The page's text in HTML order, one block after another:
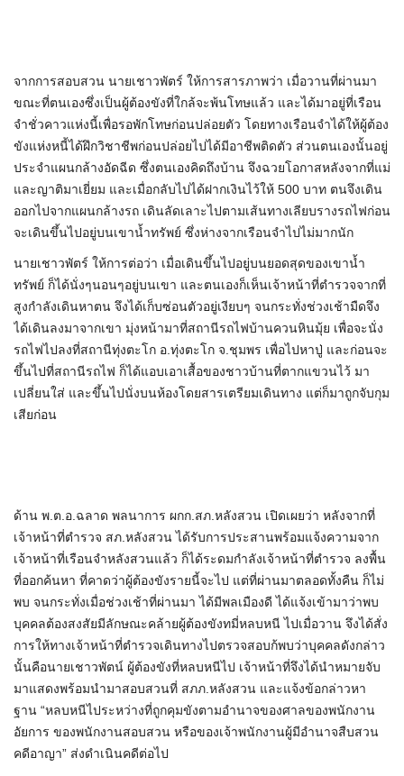
จากการสอบสวน นายเชาวพัตร์ ให้การสารภาพว่า เมื่อวานที่ผ่านมา
ขณะที่ตนเองซึ่งเป็นผู้ต้องขังที่ใกล้จะพ้นโทษแล้ว และได้มาอยู่ที่เรือน
จำชั่วคาวแห่งนี้เพื่อรอพักโทษก่อนปล่อยตัว โดยทางเรือนจำได้ให้ผู้ต้อง
ขังแห่งหนี้ได้ฝึกวิชาชีพก่อนปล่อยไปได้มีอาชีพติดตัว ส่วนตนเองนั้นอยู่
ประจำแผนกล้างอัดฉีด ซึ่งตนเองคิดถึงบ้าน จึงฉวยโอกาสหลังจากที่แม่
และญาติมาเยี่ยม และเมื่อกลับไปได้ฝากเงินไว้ให้ 500 บาท ตนจึงเดิน
ออกไปจากแผนกล้างรถ เดินลัดเลาะไปตามเส้นทางเลียบรางรถไฟก่อน
จะเดินขึ้นไปอยู่บนเขาน้ำทรัพย์ ซึ่งห่างจากเรือนจำไปไม่มากนัก
นายเชาวพัตร์ ให้การต่อว่า เมื่อเดินขึ้นไปอยู่บนยอดสุดของเขาน้ำ
ทรัพย์ ก็ได้นั่งๆนอนๆอยู่บนเขา และตนเองก็เห็นเจ้าหน้าที่ตำรวจจากที่
สูงกำลังเดินหาตน จึงได้เก็บซ่อนตัวอยู่เงียบๆ จนกระทั่งช่วงเช้ามืดจึง
ได้เดินลงมาจากเขา มุ่งหน้ามาที่สถานีรถไฟบ้านควนหินมุ้ย เพื่อจะนั่ง
รถไฟไปลงที่สถานีทุ่งตะโก อ.ทุ่งตะโก จ.ชุมพร เพื่อไปหาปู่ และก่อนจะ
ขึ้นไปที่สถานีรถไฟ ก็ได้แอบเอาเสื้อของชาวบ้านที่ตากแขวนไว้ มา
เปลี่ยนใส่ และขึ้นไปนั่งบนห้องโดยสารเตรียมเดินทาง แต่ก็มาถูกจับกุม
เสียก่อน
ด้าน พ.ต.อ.ฉลาด พลนาการ ผกก.สภ.หลังสวน เปิดเผยว่า หลังจากที่
เจ้าหน้าที่ตำรวจ สภ.หลังสวน ได้รับการประสานพร้อมแจ้งความจาก
เจ้าหน้าที่เรือนจำหลังสวนแล้ว ก็ได้ระดมกำลังเจ้าหน้าที่ตำรวจ ลงพื้น
ที่ออกค้นหา ที่คาดว่าผู้ต้องขังรายนี้จะไป แต่ที่ผ่านมาตลอดทั้งคืน ก็ไม่
พบ จนกระทั่งเมื่อช่วงเช้าที่ผ่านมา ได้มีพลเมืองดี ได้แจ้งเข้ามาว่าพบ
บุคคลต้องสงสัยมีลักษณะคล้ายผู้ต้องขังทมี่หลบหนี ไปเมื่อวาน จึงได้สั่ง
การให้ทางเจ้าหน้าที่ตำรวจเดินทางไปตรวจสอบก้พบว่าบุคคลดังกล่าว
นั้นคือนายเชาวพัตน์ ผู้ต้องขังที่หลบหนีไป เจ้าหน้าที่จึงได้นำหมายจับ
มาแสดงพร้อมนำมาสอบสวนที่ สภภ.หลังสวน และแจ้งข้อกล่าวหา
ฐาน “หลบหนีไประหว่างที่ถูกคุมขังตามอำนาจของศาลของพนักงาน
อัยการ ของพนักงานสอบสวน หรือของเจ้าพนักงานผู้มีอำนาจสืบสวน
คดีอาญา” ส่งดำเนินคดีต่อไป